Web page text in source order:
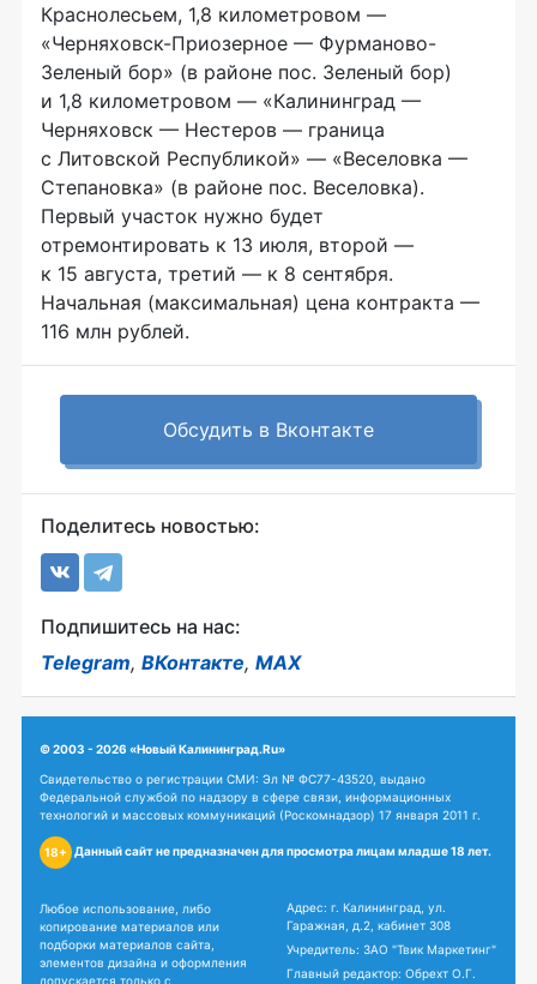
Краснолесьем, 1,8 километровом —
«Черняховск-Приозерное — Фурманово-
Зеленый бор» (в районе пос. Зеленый бор)
и 1,8 километровом — «Калининград —
Черняховск — Нестеров — граница
с Литовской Республикой» — «Веселовка —
Степановка» (в районе пос. Веселовка).
Первый участок нужно будет
отремонтировать к 13 июля, второй —
к 15 августа, третий — к 8 сентября.
Начальная (максимальная) цена контракта —
116 млн рублей.
Обсудить в Вконтакте
Поделитесь новостью:
Подпишитесь на нас:
Telegram, ВКонтакте, MAX
© 2003 - 2026 «Новый Калининград.Ru»
Свидетельство о регистрации СМИ: Эл № ФС77-43520, выдано
Федеральной службой по надзору в сфере связи, информационных
технологий и массовых коммуникаций (Роскомнадзор) 17 января 2011 г.
18+ Данный сайт не предназначен для просмотра лицам младше 18 лет.
Любое использование, либо
копирование материалов или
подборки материалов сайта,
элементов дизайна и оформления
допускается только с
Адрес: г. Калининград, ул.
Гаражная, д.2, кабинет 308
Учредитель: ЗАО "Твик Маркетинг"
Главный редактор: Обрехт О.Г.